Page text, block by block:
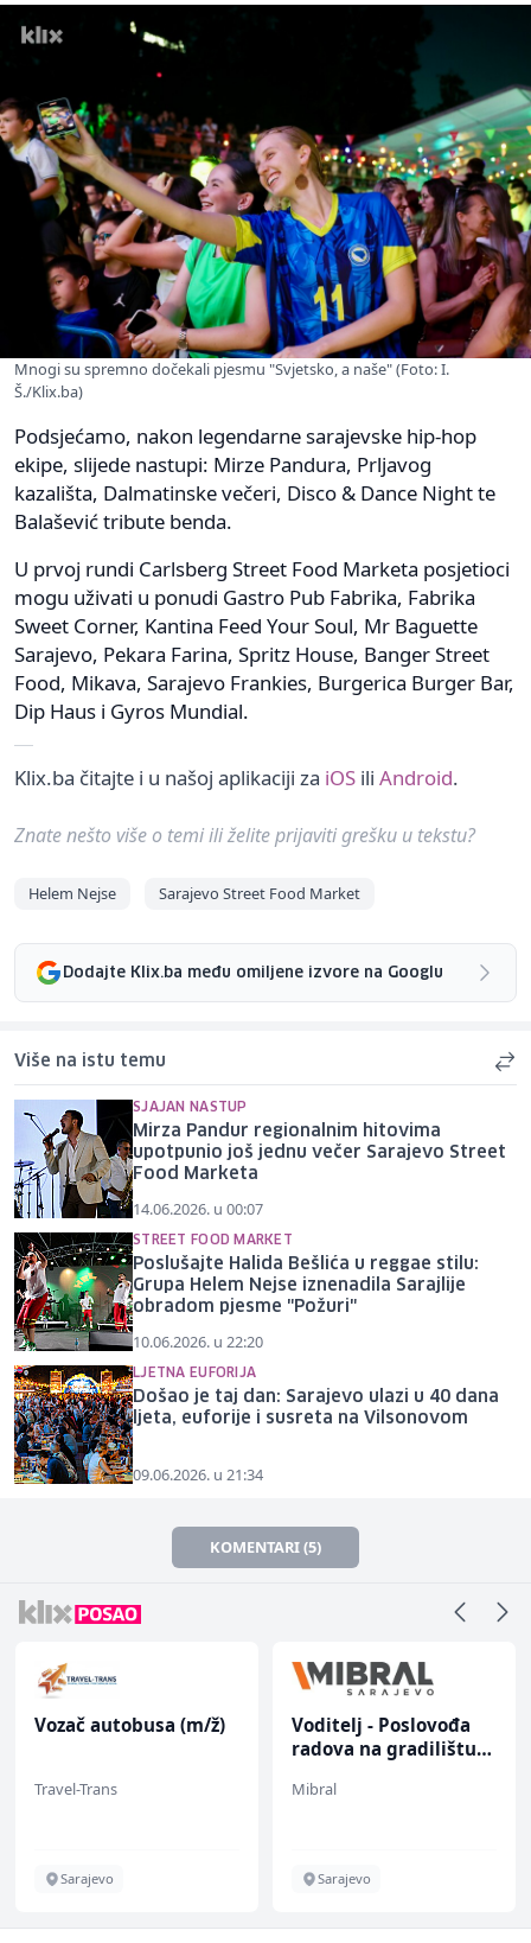
Mnogi su spremno dočekali pjesmu "Svjetsko, a naše" (Foto: I.
Š./Klix.ba)
Podsjećamo, nakon legendarne sarajevske hip-hop
ekipe, slijede nastupi: Mirze Pandura, Prljavog
kazališta, Dalmatinske večeri, Disco & Dance Night te
Balašević tribute benda.
U prvoj rundi Carlsberg Street Food Marketa posjetioci
mogu uživati u ponudi Gastro Pub Fabrika, Fabrika
Sweet Corner, Kantina Feed Your Soul, Mr Baguette
Sarajevo, Pekara Farina, Spritz House, Banger Street
Food, Mikava, Sarajevo Frankies, Burgerica Burger Bar,
Dip Haus i Gyros Mundial.
Klix.ba čitajte i u našoj aplikaciji za iOS ili Android.
Znate nešto više o temi ili želite prijaviti grešku u tekstu?
Helem Nejse Sarajevo Street Food Market
Dodajte Klix.ba među omiljene izvore na Googlu
Više na istu temu
SJAJAN NASTUP
Mirza Pandur regionalnim hitovima
upotpunio još jednu večer Sarajevo Street
Food Marketa
14.06.2026. u 00:07
STREET FOOD MARKET
Poslušajte Halida Bešlića u reggae stilu:
Grupa Helem Nejse iznenadila Sarajlije
obradom pjesme "Požuri"
10.06.2026. u 22:20
LJETNA EUFORIJA
Došao je taj dan: Sarajevo ulazi u 40 dana
ljeta, euforije i susreta na Vilsonovom
09.06.2026. u 21:34
KOMENTARI (5)
Voditelj - Poslovođa
Mibral
Sarajevo
Građevinski inženjer
(m/ž)
MC-Stella
Velika Kladuša